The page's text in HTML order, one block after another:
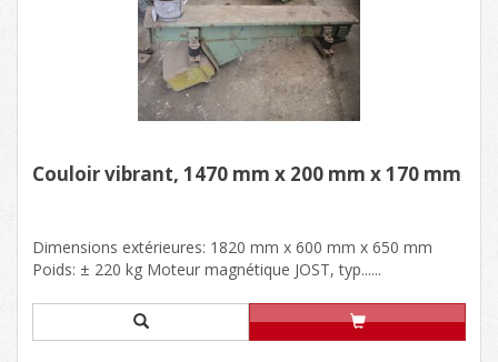
Couloir vibrant, 1470 mm x 200 mm x 170 mm
Dimensions extérieures: 1820 mm x 600 mm x 650 mm
Poids: ± 220 kg Moteur magnétique JOST, typ......